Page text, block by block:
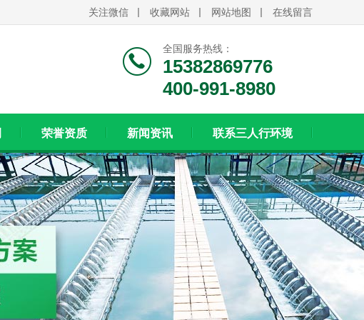
关注微信 收藏网站 网站地图 在线留言
全国服务热线：
15382869776
400-991-8980
荣誉资质 新闻资讯 联系三人行环境